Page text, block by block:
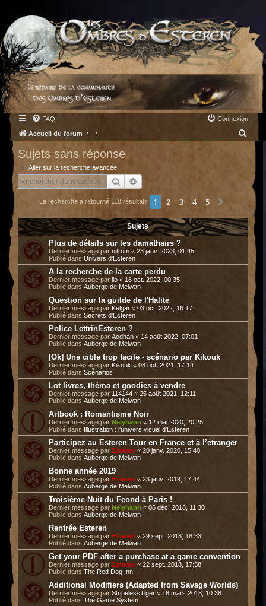
FAQ Connexion
Accueil du forum
c
h
Sujets sans réponse
Aller sur la recherche avancée
Rechercher
La recherche a retourné 118 résultats 1 2 3 4 5
Sujets
Plus de détails sur les damathairs ?
Dernier message par nitrom « 23 janv. 2023, 01:45
Publié dans Univers d'Esteren
A la recherche de la carte perdu
Dernier message par lio « 18 oct. 2022, 00:35
Publié dans Auberge de Melwan
Question sur la guilde de l'Halite
Dernier message par Kelgar « 03 oct. 2022, 16:17
Publié dans Secrets d'Esteren
Police LettrinEsteren ?
Dernier message par Aodhán « 14 août 2022, 07:01
Publié dans Auberge de Melwan
[Ok] Une cible trop facile - scénario par Kikouk
Dernier message par Kikouk « 08 oct. 2021, 17:14
Publié dans Scénarios
Lot livres, théma et goodies à vendre
Dernier message par 114144 « 25 août 2021, 12:11
Publié dans Auberge de Melwan
Artbook : Romantisme Noir
Dernier message par Nelyhann « 12 mai 2020, 20:25
Publié dans
Illustration : l'univers visuel d'Esteren
Participez au Esteren Tour en France et à l’étranger
Dernier message par Esteren « 20 janv. 2020, 15:40
Publié dans Auberge de Melwan
Bonne année 2019
Dernier message par Esteren « 23 janv. 2019, 17:44
Publié dans Auberge de Melwan
Troisième Nuit du Feond à Paris !
Dernier message par Nelyhann « 06 déc. 2018, 11:30
Publié dans Auberge de Melwan
Rentrée Esteren
Dernier message par Esteren « 29 sept. 2018, 18:33
Publié dans Auberge de Melwan
Get your PDF after a purchase at a game convention
Dernier message par Esteren « 22 sept. 2018, 17:58
Publié dans The Red Dog Inn
Additional Modifiers (Adapted from Savage Worlds)
Dernier message par StripelessTiger « 16 mars 2018, 10:38
Publié dans The Game System